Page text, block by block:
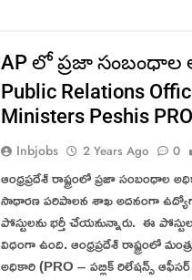
AP లో ప్రజా సంబంధాల
Public Relations
Ministers Peshis
Inbjobs 2 Years Ago 0
ఆంధ్రప్రదేశ్ రాష్ట్రంలో ప్రజా సంబంధాల
సాధారణ పరిపాలన శాఖ అదనంగా
పోస్టులను భర్తీ చేయనున్నారు. ఈ
విధంగా ఉంది. ఆంధ్రప్రదేశ్ రాష్ట్రంలో
అధికారి (PRO – పబ్లిక్ రిలేషన్స్